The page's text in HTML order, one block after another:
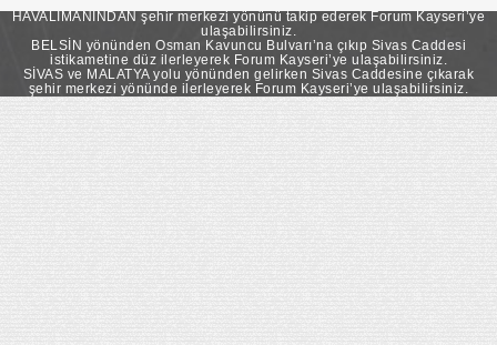
HAVALİMANINDAN şehir merkezi yönünü takip ederek Forum Kayseri’ye
ulaşabilirsiniz.
BELSİN yönünden Osman Kavuncu Bulvarı’na çıkıp Sivas Caddesi
istikametine düz ilerleyerek Forum Kayseri’ye ulaşabilirsiniz.
SİVAS ve MALATYA yolu yönünden gelirken Sivas Caddesine çıkarak
şehir merkezi yönünde ilerleyerek Forum Kayseri’ye ulaşabilirsiniz.